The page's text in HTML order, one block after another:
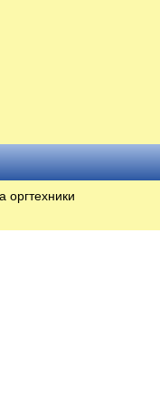
оргтехники